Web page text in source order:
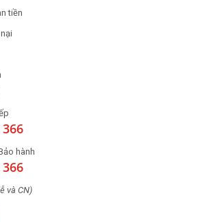
tiền
hành
và CN)